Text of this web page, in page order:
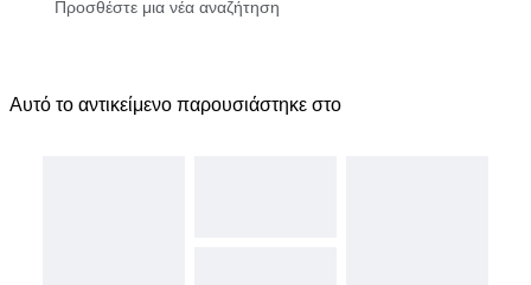
Αυτό το αντικείμενο παρουσιάστηκε στο